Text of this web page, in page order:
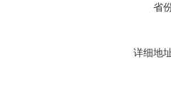
省
详细地